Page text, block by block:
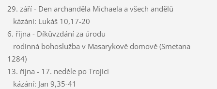
29. září - Den archanděla Michaela a všech andělů
kázání: Lukáš 10,17-20
6. října - Díkůvzdání za úrodu
rodinná bohoslužba v Masarykově domově (Smetana
1284)
13. října - 17. neděle po Trojici
kázání: Jan 9,35-41